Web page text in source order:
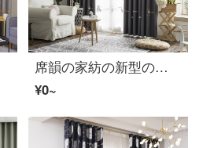
席韻の家紡の新型の現代簡単な漫画のカーテンの寝室の子供の部屋の専用の小さい熊のアジサイの遮光のカーテンはカスタマイズして自転車に乗る熊-カレーの布のオーダーメイドの幅の1メートル*高さの2.7メートルの単価(ナノリング)が高くなることができます。
¥0~